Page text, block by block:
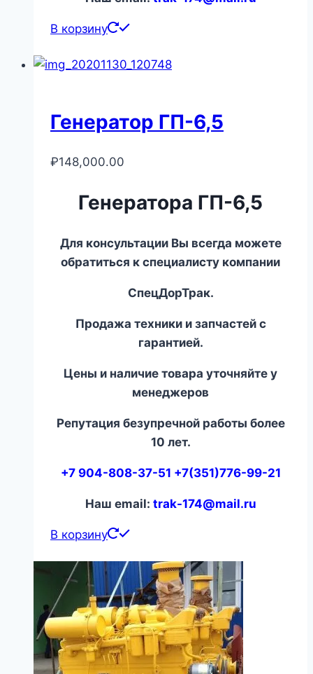
В корзину
Генератор ГП-6,5
₽148,000.00
Генератора ГП-6,5
Для консультации Вы всегда можете
обратиться к специалисту компании
СпецДорТрак.
Продажа техники и запчастей с
гарантией.
Цены и наличие товара уточняйте у
менеджеров
Репутация безупречной работы более
10 лет.
+7 904-808-37-51 +7(351)776-99-21
Наш email: trak-174@mail.ru
В корзину